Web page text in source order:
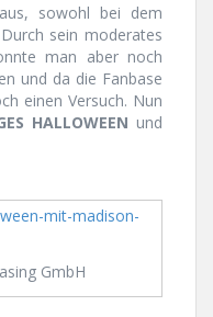
sowohl bei dem
sein moderates
man aber noch
und da die Fanbase
einen Versuch. Nun
HALLOWEEN und
GmbH